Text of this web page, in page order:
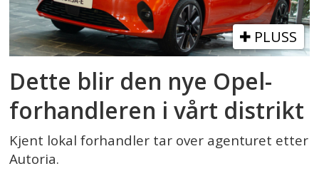
PLUSS
Dette blir den nye Opel-
forhandleren i vårt distrikt
Kjent lokal forhandler tar over agenturet etter
Autoria.